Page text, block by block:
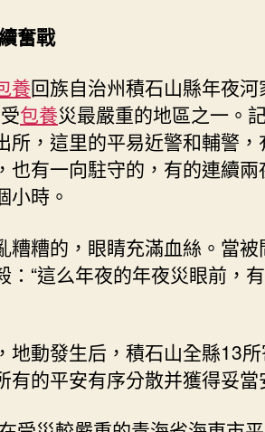
奮戰
養回族自治州積石山縣年夜
包養災最嚴重的地區之一。
所，這里的平易近警和輔警
也有一向駐守的，有的連續
小時。
糟糟的，眼睛充滿血絲。當
：“這么年夜的年夜災眼前，
地動發生后，積石山全縣13
有的平安有序分散并獲得妥當